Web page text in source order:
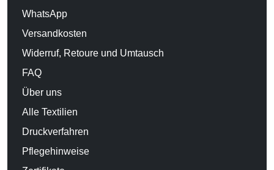
WhatsApp
Versandkosten
Widerruf, Retoure und Umtausch
FAQ
Über uns
Alle Textilien
Druckverfahren
Pflegehinweise